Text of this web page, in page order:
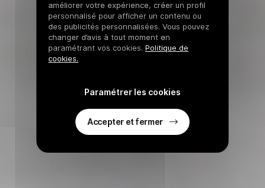
améliorer votre expérience, créer un profil
personnalisé pour afficher un contenu ou
des publicités personnalisées. Vous pouvez
changer d’avis à tout moment en
paramétrant vos cookies. Politique de
cookies.
Paramétrer les cookies
Accepter et fermer